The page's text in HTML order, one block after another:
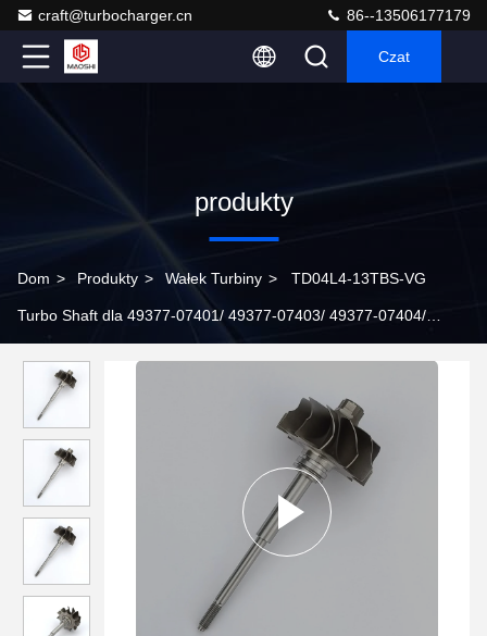
craft@turbocharger.cn 86--13506177179
Czat
produkty
Dom > Produkty > Wałek Turbiny > TD04L4-13TBS-VG
Turbo Shaft dla 49377-07401/ 49377-07403/ 49377-07404/